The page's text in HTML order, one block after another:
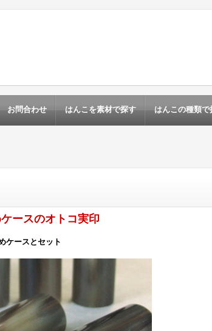
お問合わせ はんこを素材で探す はんこの種類で
ースのオトコ実印
ケースとセット